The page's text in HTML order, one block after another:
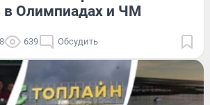
в Олимпиадах и ЧМ
639 Обсудить